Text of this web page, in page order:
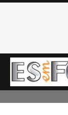
Skip